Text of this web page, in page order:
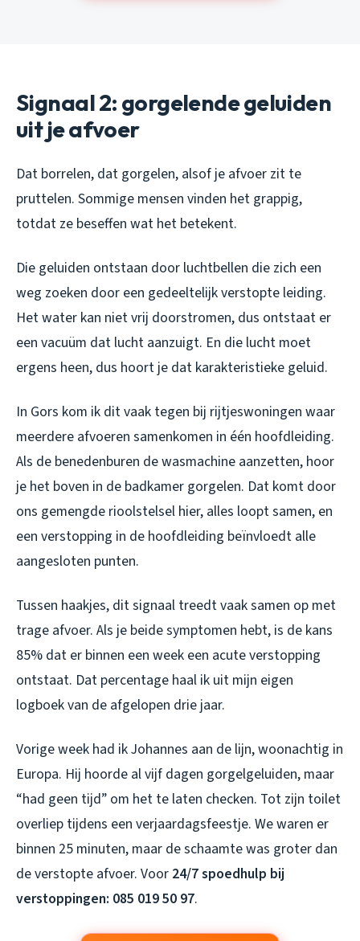
Signaal 2: gorgelende geluiden
uit je afvoer
Dat borrelen, dat gorgelen, alsof je afvoer zit te
pruttelen. Sommige mensen vinden het grappig,
totdat ze beseffen wat het betekent.
Die geluiden ontstaan door luchtbellen die zich een
weg zoeken door een gedeeltelijk verstopte leiding.
Het water kan niet vrij doorstromen, dus ontstaat er
een vacuüm dat lucht aanzuigt. En die lucht moet
ergens heen, dus hoort je dat karakteristieke geluid.
In Gors kom ik dit vaak tegen bij rijtjeswoningen waar
meerdere afvoeren samenkomen in één hoofdleiding.
Als de benedenburen de wasmachine aanzetten, hoor
je het boven in de badkamer gorgelen. Dat komt door
ons gemengde rioolstelsel hier, alles loopt samen, en
een verstopping in de hoofdleiding beïnvloedt alle
aangesloten punten.
Tussen haakjes, dit signaal treedt vaak samen op met
trage afvoer. Als je beide symptomen hebt, is de kans
85% dat er binnen een week een acute verstopping
ontstaat. Dat percentage haal ik uit mijn eigen
logboek van de afgelopen drie jaar.
Vorige week had ik Johannes aan de lijn, woonachtig in
Europa. Hij hoorde al vijf dagen gorgelgeluiden, maar
“had geen tijd” om het te laten checken. Tot zijn toilet
overliep tijdens een verjaardagsfeestje. We waren er
binnen 25 minuten, maar de schaamte was groter dan
de verstopte afvoer. Voor 24/7 spoedhulp bij
verstoppingen: 085 019 50 97.